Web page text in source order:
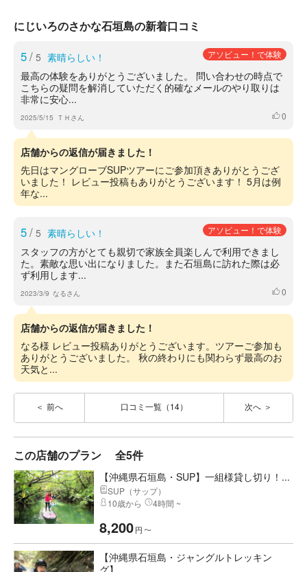
にじいろのさかな石垣島の新着口コミ
5/ 5 素晴らしい！ アソビュー！で体験
最高の体験をありがとうございました。 問い合わせの時点で
こちらの疑問を解消していただく的確なメールのやり取りは
非常に安心...
2025/5/15 ＴＨさん いいね
0
店舗からの返信が届きました！
先日はマングローブSUPツアーにご参加頂きありがとうござ
いました！ レビュー投稿もありがとうございます！ 5月は例
年な...
5/ 5 素晴らしい！ アソビュー！で体験
スタッフの方がとても親切で家族全員楽しんで利用できまし
た。素敵な思い出になりました。また石垣島に訪れた際は必
ず利用します...
2023/3/9 なるさん いいね
0
店舗からの返信が届きました！
なる様 レビュー投稿ありがとうございます。ツアーご参加も
ありがとうございました。 秋の終わりにも関わらず最高のお
天気と...
前へ 口コミ一覧（14） 次へ
この店舗のプラン 全5件
【沖縄県石垣島・SUP】一組様貸し切り！...
SUP（サップ）
10歳から
4時間 ~
8,200円 〜
【沖縄県石垣島・ジャングルトレッキン
グ】...